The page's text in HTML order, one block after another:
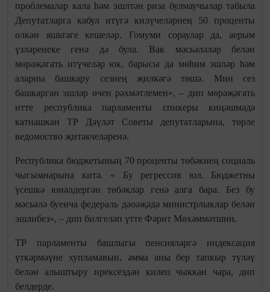
проблемалар кала һәм эшлтән риза булмаучылар табыла
Депутатларга кабул итүгә килүчеләрнең 50 проценты
өлкән яшьтәге кешеләр. Гомуми сораулар да, аерым
үзләренеке генә дә була. Вак мәсьәләләр белән
мөрәҗәгать итүчеләр юк, барысы да мөһим эшләр һәм
аларны башкару сезнең җилкәгә төшә. Мин сез
башкарган эшләр өчен рәхмәтлемен», – дип мөрәҗәгать
итте республика парламенты спикеры киңәшмәдә
катнашкан ТР Дәүләт Советы депутатларына, төрле
ведомоство җитәкчеләренә.
Республика бюджетының 70 проценты төбәкнең социаль
чыгымнарына китә. « Бу регрессив юл. Бюджетны
үсешкә юнәлдергән төбәкләр генә алга бара. Без бу
мәсьәлә буенча федераль дәоәҗәдә министрлыклар белән
эшлибез», – дип билгеләп үтте Фәрит Мөхәммәтшин.
ТР парламенты башлыгы пенсияләргә индексация
үткәрмәүне хупламавын, әмма аны бер тапкыр түләү
белән алыштыру ирексездән килеп чыккан чара, дип
белдерде.